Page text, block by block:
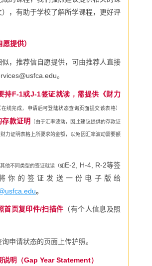
，有助于学校了解所学课程，更好评
提供）
，推荐信自愿提供，可由推荐人直接
。
持F-1或J-1签证就读，需提供《财力
在线完成，申请后可登陆状态查询页面提交该表格）
款证明 （由于汇率波动，因此建议提供的存款证
力证明表格上所要求的金额，以免因汇率波动需要额
他不同类型的签证就读（如E-2, H-4, R-2等签
你的签证发送一份电子版给
。
首页复印件/扫描件 （有个人信息及照
申请状态的页面上传护照。
说明（Gap Year Statement）